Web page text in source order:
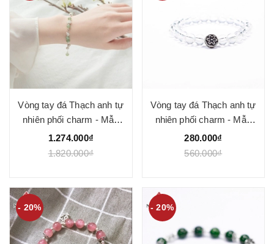
Vòng tay đá Thạch anh tự
nhiên phối charm - Mẫu
VC1065 - Ngọc Quý
1.274.000₫
1.820.000₫
Vòng tay đá Thạch anh tự
nhiên phối charm - Mẫu
VC1066 - Ngọc Quý
280.000₫
560.000₫
- 20% - 20%